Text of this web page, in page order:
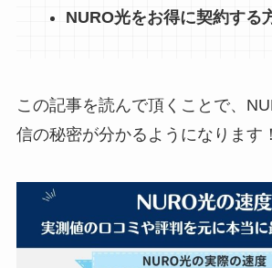
NURO光をお得に契約する
この記事を読んで頂くことで、
信の秘密が分かるようになります！